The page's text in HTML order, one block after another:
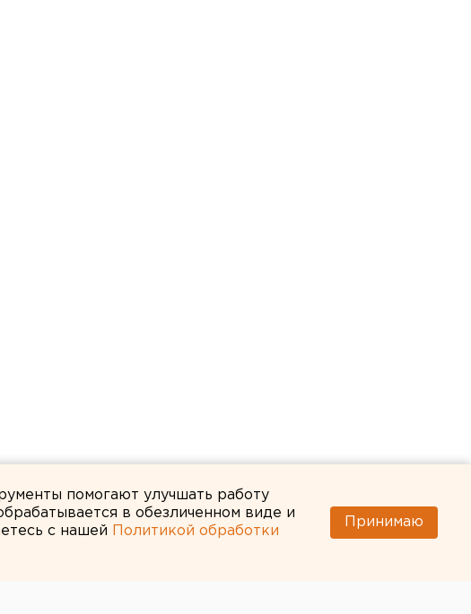
помогают улучшать работу
в обезличенном виде и
с нашей
Политикой обработки
Принимаю